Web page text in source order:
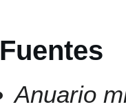
Fuentes
Anuario